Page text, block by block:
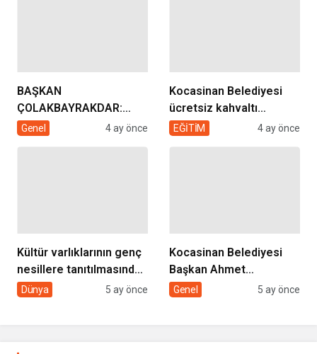
BAŞKAN
ÇOLAKBAYRAKDAR:
“EVDE SAĞLIK
Genel 4 ay önce
Kocasinan Belediyesi
ücretsiz kahvaltı
desteği projesi
EĞİTİM 4 ay önce
Kültür varlıklarının genç
nesillere tanıtılmasında
sivil toplumun rolü
Dünya 5 ay önce
Kocasinan Belediyesi
Başkan Ahmet
Çolakbayrakdar ile
Genel 5 ay önce